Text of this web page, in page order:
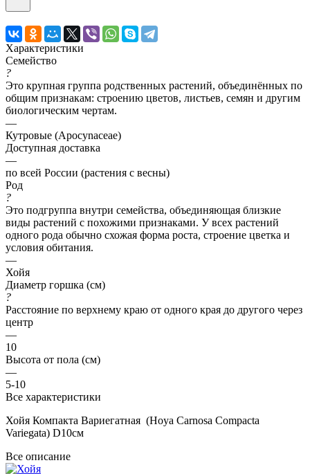
Характеристики
Семейство
?
Это крупная группа родственных растений, объединённых по
общим признакам: строению цветов, листьев, семян и другим
биологическим чертам.
—
Кутровые (Apocynaceae)
Доступная доставка
—
по всей России (растения с весны)
Род
?
Это подгруппа внутри семейства, объединяющая близкие
виды растений с похожими признаками. У всех растений
одного рода обычно схожая форма роста, строение цветка и
условия обитания.
—
Хойя
Диаметр горшка (см)
?
Расстояние по верхнему краю от одного края до другого через
центр
—
10
Высота от пола (см)
—
5-10
Все характеристики
Хойя Компакта Вариегатная (Hoya Carnosa Compacta
Variegata) D10см
Все описание